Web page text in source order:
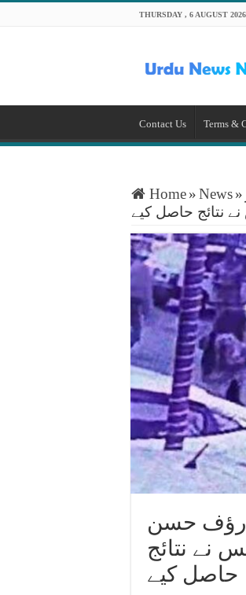
THURSDAY , 6 AUGUST 2026
Contact Us Terms &
Home»News»
نتائج حاصل کیے
رؤف حسن
نے نتائج
حاصل کیے